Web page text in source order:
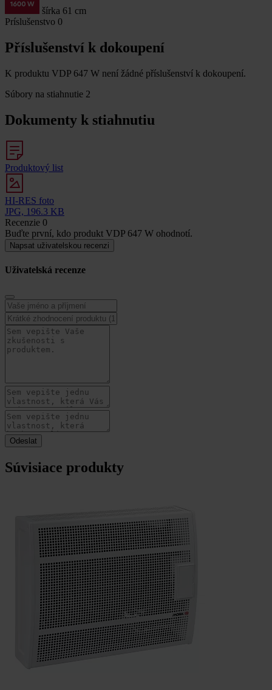
šírka 61 cm
Príslušenstvo 0
Příslušenství k dokoupení
K produktu VDP 647 W není žádné příslušenství k dokoupení.
Súbory na stiahnutie 2
Dokumenty k stiahnutiu
Produktový list
HI-RES foto
JPG, 196.3 KB
Recenzie 0
Buďte první, kdo produkt VDP 647 W ohodnotí.
Napsat uživatelskou recenzi
Uživatelská recenze
Súvisiace produkty